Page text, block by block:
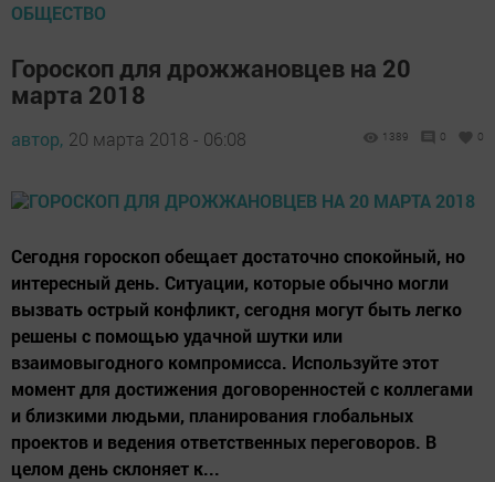
ОБЩЕСТВО
Гороскоп для дрожжановцев на 20
марта 2018
автор, 20 марта 2018 - 06:08 1389 0 0
Сегодня гороскоп обещает достаточно спокойный, но
интересный день. Ситуации, которые обычно могли
вызвать острый конфликт, сегодня могут быть легко
решены с помощью удачной шутки или
взаимовыгодного компромисса. Используйте этот
момент для достижения договоренностей с коллегами
и близкими людьми, планирования глобальных
проектов и ведения ответственных переговоров. В
целом день склоняет к...